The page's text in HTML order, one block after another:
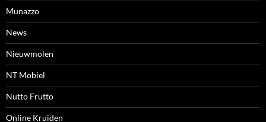
Munazzo
News
Nieuwmolen
NT Mobiel
Nutto Frutto
Online Kruiden